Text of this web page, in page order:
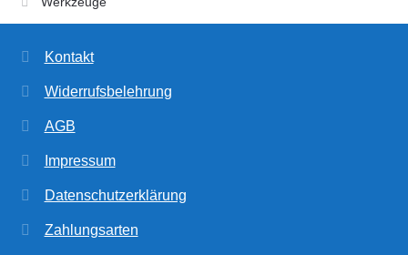
Kontakt
Widerrufsbelehrung
AGB
Impressum
Datenschutzerklärung
Zahlungsarten